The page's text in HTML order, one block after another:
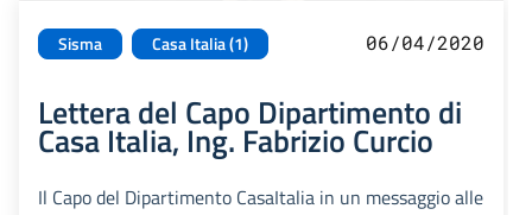
Sisma Casa Italia (1) 06/04/2020
Lettera del Capo Dipartimento di
Casa Italia, Ing. Fabrizio Curcio
Il Capo del Dipartimento CasaItalia in un messaggio alle